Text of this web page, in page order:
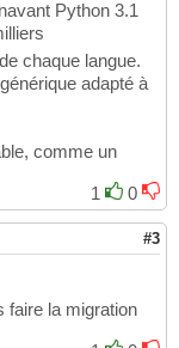
Python 3.1
chaque langue.
générique adapté à
comme un
1
0
#3
faire la migration